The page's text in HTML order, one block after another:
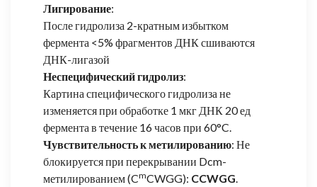
Лигирование:
После гидролиза 2-кратным избытком
фермента <5% фрагментов ДНК сшиваются
ДНК-лигазой
Неспецифический гидролиз:
Картина специфического гидролиза не
изменяется при обработке 1 мкг ДНК 20 ед
фермента в течение 16 часов при 60°C.
Чувствительность к метилированию: Не
блокируется при перекрывании Dcm-
метилированием (CmCWGG): CCWGG